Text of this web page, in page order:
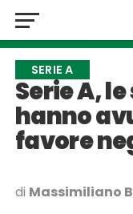
SERIE A
Serie A,
hanno
favore
di Massimiliano